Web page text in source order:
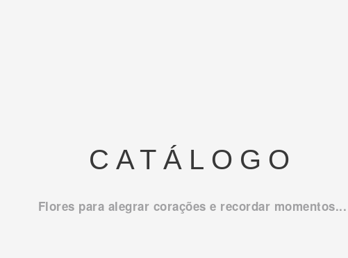
CATÁLOGO
Flores para alegrar corações e recordar momentos...